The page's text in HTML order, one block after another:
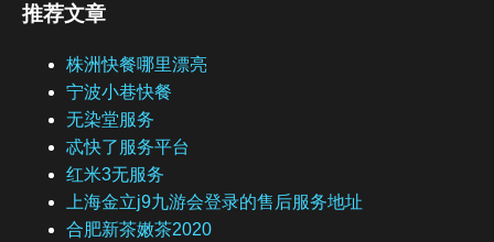
推荐文章
株洲快餐哪里漂亮
宁波小巷快餐
无染堂服务
忒快了服务平台
红米3无服务
上海金立j9九游会登录的售后服务地址
合肥新茶嫩茶2020